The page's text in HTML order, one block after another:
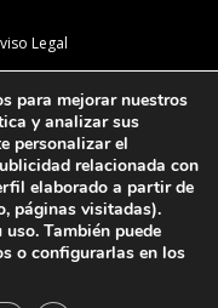
Legal
para mejorar nuestros
y analizar sus
personalizar el
relacionada con
elaborado a partir de
páginas visitadas).
También puede
o configurarlas en los